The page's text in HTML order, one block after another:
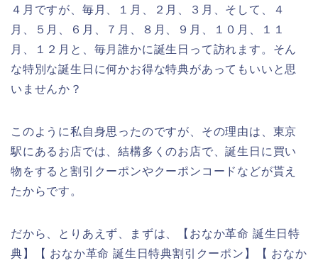
４月ですが、毎月、１月、２月、３月、そして、４
月、５月、６月、７月、８月、９月、１０月、１１
月、１２月と、毎月誰かに誕生日って訪れます。そん
な特別な誕生日に何かお得な特典があってもいいと思
いませんか？
このように私自身思ったのですが、その理由は、東京
駅にあるお店では、結構多くのお店で、誕生日に買い
物をすると割引クーポンやクーポンコードなどが貰え
たからです。
だから、とりあえず、まずは、【おなか革命 誕生日特
典】【 おなか革命 誕生日特典割引クーポン】【 おなか